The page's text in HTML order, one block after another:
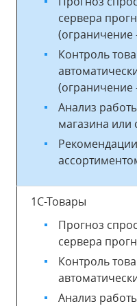
сервера
(ограничение
Контроль
(ограничение
Анализ
магазина или
1С-Товары
Прогноз
сервера
Контроль
Анализ